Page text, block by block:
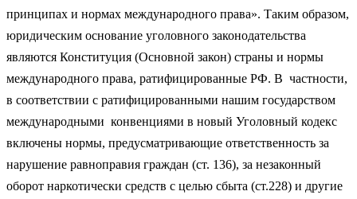
принципах и нормах международного права». Таким образом,
юридическим основание уголовного законодательства
являются Конституция (Основной закон) страны и нормы
международного права, ратифицированные РФ. В частности,
в соответствии с ратифицированными нашим государством
международными конвенциями в новый Уголовный кодекс
включены нормы, предусматривающие ответственность за
нарушение равноправия граждан (ст. 136), за незаконный
оборот наркотически средств с целью сбыта (ст.228) и другие